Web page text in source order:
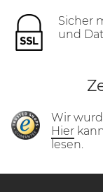
Sicher
und
Wir
Hier
lesen.